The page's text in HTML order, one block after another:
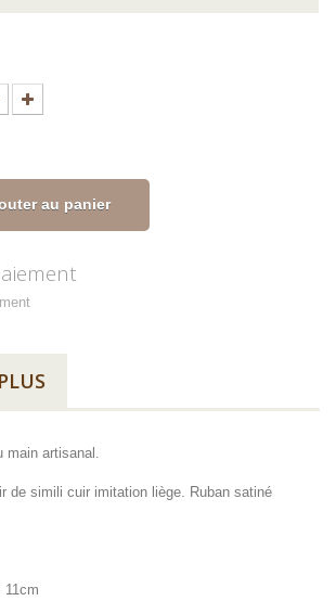
au panier
main artisanal.
de simili cuir imitation liège. Ruban satiné
11cm